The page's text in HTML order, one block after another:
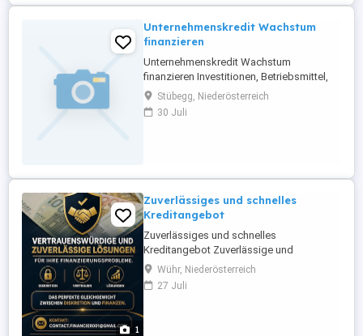
Unternehmenskredit Wachstum
finanzieren
Unternehmenskredit Wachstum
finanzieren Investitionen, Betriebsmittel,
Expansion Finanfondo unterstützt Ihr
Unternehmen mit maßgeschneiderten
Kreditlösungen zu 2 % Festzins.
Stübegg, Niederösterreich
30 Juli
1
Zuverlässiges und schnelles
Kreditangebot
Zuverlässiges und schnelles
Kreditangebot Zuverlässige und
vertrauenswürdige Lösungen für Ihren
Finanzierungsbedarf. Die perfekte
Balance zwischen Diskretion und
Wühr, Niederösterreich
27 Juli